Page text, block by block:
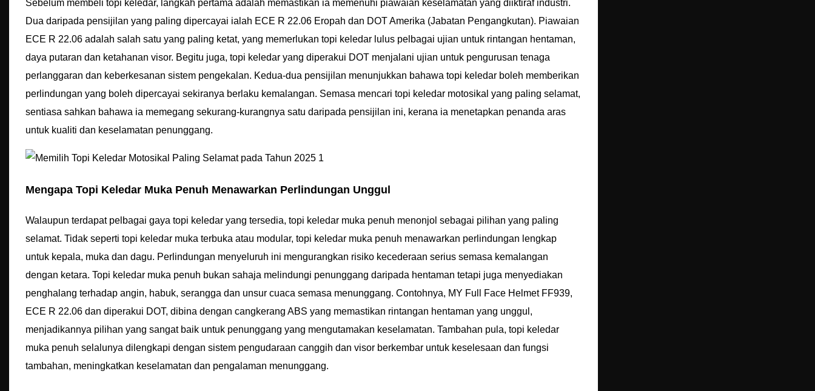
Sebelum membeli topi keledar, langkah pertama adalah memastikan ia memenuhi piawaian keselamatan yang diiktiraf industri.
Dua daripada pensijilan yang paling dipercayai ialah ECE R 22.06 Eropah dan DOT Amerika (Jabatan Pengangkutan). Piawaian
ECE R 22.06 adalah salah satu yang paling ketat, yang memerlukan topi keledar lulus pelbagai ujian untuk rintangan hentaman,
daya putaran dan ketahanan visor. Begitu juga, topi keledar yang diperakui DOT menjalani ujian untuk pengurusan tenaga
perlanggaran dan keberkesanan sistem pengekalan. Kedua-dua pensijilan menunjukkan bahawa topi keledar boleh memberikan
perlindungan yang boleh dipercayai sekiranya berlaku kemalangan. Semasa mencari topi keledar motosikal yang paling selamat,
sentiasa sahkan bahawa ia memegang sekurang-kurangnya satu daripada pensijilan ini, kerana ia menetapkan penanda aras
untuk kualiti dan keselamatan penunggang.
Mengapa Topi Keledar Muka Penuh Menawarkan Perlindungan Unggul
Walaupun terdapat pelbagai gaya topi keledar yang tersedia, topi keledar muka penuh menonjol sebagai pilihan yang paling
selamat. Tidak seperti topi keledar muka terbuka atau modular, topi keledar muka penuh menawarkan perlindungan lengkap
untuk kepala, muka dan dagu. Perlindungan menyeluruh ini mengurangkan risiko kecederaan serius semasa kemalangan
dengan ketara. Topi keledar muka penuh bukan sahaja melindungi penunggang daripada hentaman tetapi juga menyediakan
penghalang terhadap angin, habuk, serangga dan unsur cuaca semasa menunggang. Contohnya, MY Full Face Helmet FF939,
ECE R 22.06 dan diperakui DOT, dibina dengan cangkerang ABS yang memastikan rintangan hentaman yang unggul,
menjadikannya pilihan yang sangat baik untuk penunggang yang mengutamakan keselamatan. Tambahan pula, topi keledar
muka penuh selalunya dilengkapi dengan sistem pengudaraan canggih dan visor berkembar untuk keselesaan dan fungsi
tambahan, meningkatkan keselamatan dan pengalaman menunggang.